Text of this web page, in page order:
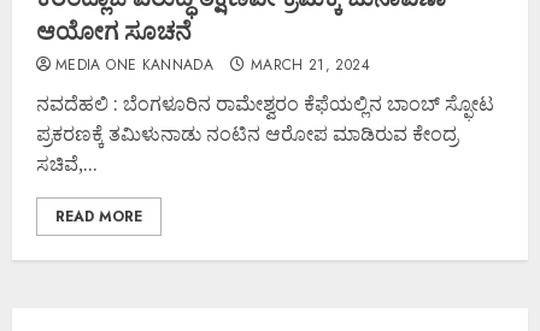
ಆಯೋಗ ಸೂಚನೆ
MEDIA ONE KANNADA MARCH 21, 2024
ನವದೆಹಲಿ : ಬೆಂಗಳೂರಿನ ರಾಮೇಶ್ವರಂ ಕೆಫೆಯಲ್ಲಿನ ಬಾಂಬ್ ಸ್ಫೋಟ
ಪ್ರಕರಣಕ್ಕೆ ತಮಿಳುನಾಡು ನಂಟಿನ ಆರೋಪ ಮಾಡಿರುವ ಕೇಂದ್ರ
ಸಚಿವೆ,...
READ MORE